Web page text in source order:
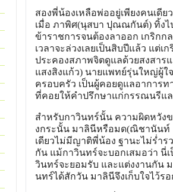
สองพี่น้องเหลือพ่ออยู่เพียงคนเดีย
เมื่อ ภาพิศ(นุสบา ปุณณกันต์) ทิ้งไ
ข้าราชการจนต้องลาออก เกริกก
เวลาจะล่วงเลยเป็นสิบปีแล้ว แต่
ประคองสภาพจิตดูแลด้วยสงสาร
แสงสิงแก้ว) นายแพทย์รุ่นใหญ่ผู้
ครอบครัว เป็นผู้คอยดูแลอาการท
ที่คอยให้คำปรึกษาแก่กรรณนรีแ
สำหรับกาวินทร์นั้น ความผิดหวัง
งกระนั้น มาลินีหรือมด(ณิชานันท์
เดียวไม่มีญาติพี่น้อง ฐานะไม่ร่ำ
กัน แม้กาวินทร์จะบอกเสมอว่า นี่
วินทร์จะยอมรับ และแต่งงานกัน
นทร์ได้สักวัน มาลินีจึงเก็บใจไว้ร